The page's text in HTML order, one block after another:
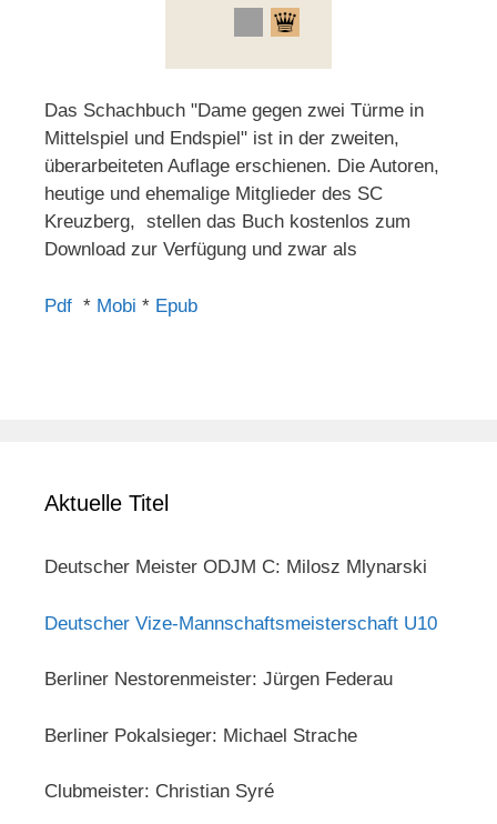
Das Schachbuch "Dame gegen zwei Türme in
Mittelspiel und Endspiel" ist in der zweiten,
überarbeiteten Auflage erschienen. Die Autoren,
heutige und ehemalige Mitglieder des SC
Kreuzberg, stellen das Buch kostenlos zum
Download zur Verfügung und zwar als
Pdf * Mobi * Epub
Aktuelle Titel
Deutscher Meister ODJM C: Milosz Mlynarski
Deutscher Vize-Mannschaftsmeisterschaft U10
Berliner Nestorenmeister: Jürgen Federau
Berliner Pokalsieger: Michael Strache
Clubmeister: Christian Syré